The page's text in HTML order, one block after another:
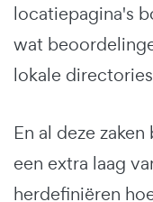
locatiepagina's
wat
lokale
En al deze
een extra laag
herdefiniëren